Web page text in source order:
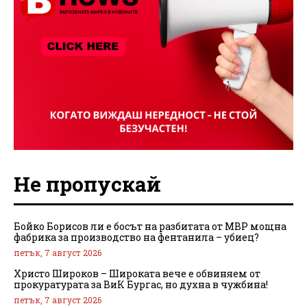
Не пропускай
Бойко Борисов ли е босът на разбитата от МВР мощна
фабрика за производство на фентанила – убиец?
петък, 7 август 2026
Христо Широков – Широката вече е обвиняем от
прокуратурата за ВиК Бургас, но духна в чужбина!
петък, 7 август 2026